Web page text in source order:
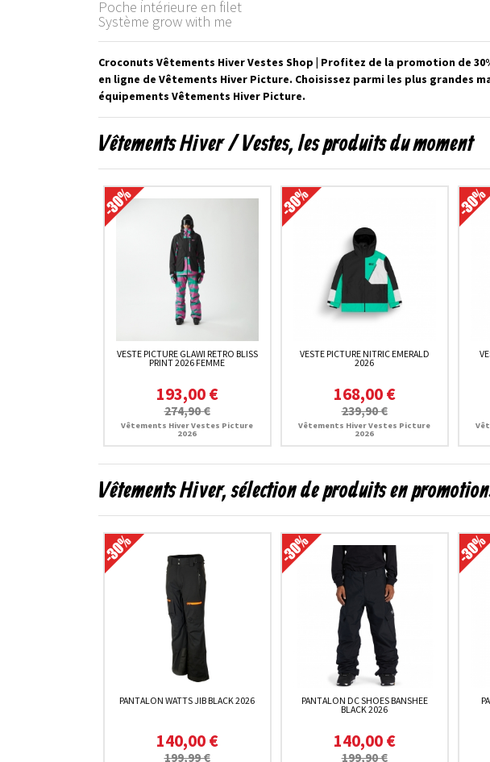
Poche intérieure en filet
Système grow with me
Croconuts Vêtements Hiver Vestes Shop | Profitez de la promotion de
en ligne de Vêtements Hiver Picture. Choisissez parmi les plus grandes
équipements Vêtements Hiver Picture.
Vêtements Hiver / Vestes, les produits du moment
VESTE PICTURE GLAWI RETRO BLISS
PRINT 2026 FEMME
193,00 €
274,90 €
Vêtements Hiver Vestes Picture
2026
VESTE PICTURE NITRIC EMERALD
2026
168,00 €
239,90 €
Vêtements Hiver Vestes Picture
2026
Vêtements Hiver, sélection de produits en
PANTALON WATTS JIB BLACK 2026
140,00 €
199,99 €
PANTALON DC SHOES BANSHEE
BLACK 2026
140,00 €
199,90 €